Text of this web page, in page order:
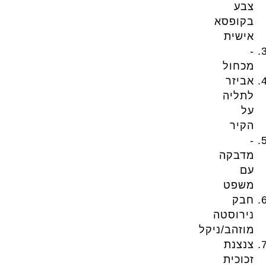
צבע
בקופסא
אישית
-
מכחול
אביזר
לתליה
על
הקיר
-
מדבקה
עם
משפט
חבק
נירוסטה
מוזהב/ניקל
צנצנת
זכוכית